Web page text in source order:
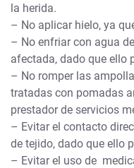
la herida.
– No aplicar hielo, ya
– No enfriar con agua
afectada, dado que ello
– No romper las
tratadas con pomadas
prestador de servicios
– Evitar el contacto
de tejido, dado que ello
– Evitar el uso de